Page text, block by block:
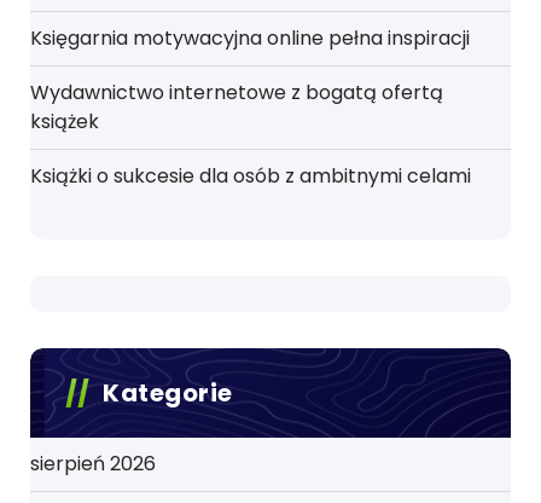
Księgarnia motywacyjna online pełna inspiracji
Wydawnictwo internetowe z bogatą ofertą
książek
Książki o sukcesie dla osób z ambitnymi celami
Kategorie
sierpień 2026